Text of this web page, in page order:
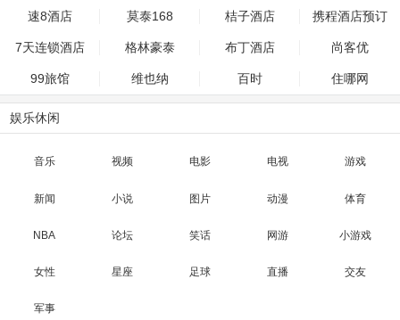
速8酒店 莫泰168 桔子酒店 携程酒店预订
7天连锁酒店 格林豪泰 布丁酒店 尚客优
99旅馆 维也纳 百时 住哪网
娱乐休闲
音乐 视频 电影 电视 游戏
新闻 小说 图片 动漫 体育
NBA 论坛 笑话 网游 小游戏
女性 星座 足球 直播 交友
军事